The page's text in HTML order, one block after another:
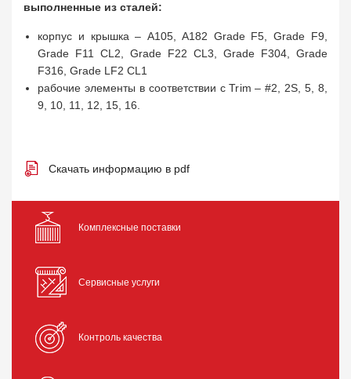
выполненные из сталей:
корпус и крышка – A105, A182 Grade F5, Grade F9,
Grade F11 CL2, Grade F22 CL3, Grade F304, Grade
F316, Grade LF2 CL1
рабочие элементы в соответствии с Trim – #2, 2S, 5, 8,
9, 10, 11, 12, 15, 16.
Скачать информацию в pdf
Комплексные поставки
Сервисные услуги
Контроль качества